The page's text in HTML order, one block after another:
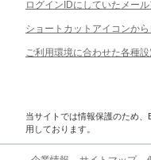
ログインIDにしていたメー
ショートカットアイコンか
ご利用環境に合わせた各種
当サイトでは情報保護のため
用しております。